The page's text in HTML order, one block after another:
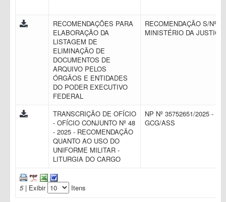
RECOMENDAÇÕES PARA
ELABORAÇÃO DA
LISTAGEM DE
ELIMINAÇÃO DE
DOCUMENTOS DE
ARQUIVO PELOS
ÓRGÃOS E ENTIDADES
DO PODER EXECUTIVO
FEDERAL
RECOMENDAÇÃO S/Nº -
MINISTÉRIO DA JUSTIÇA
TRANSCRIÇÃO DE OFÍCIO
- OFÍCIO CONJUNTO Nº 48
- 2025 - RECOMENDAÇÃO
QUANTO AO USO DO
UNIFORME MILITAR -
LITURGIA DO CARGO
NP Nº 35752651/2025 -
GCG/ASS
5| Exibir Itens